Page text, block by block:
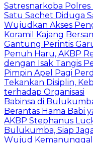
Satresnarkoba
Satu Sachet Diduga
Wujudkan Akses
Koramil Kajang
Gantung Perintis
Penuh Haru, AKBP
dengan Isak Tangis
Pimpin Apel Pagi
Tekankan Disiplin,
terhadap Organisasi
Babinsa di
Berantas Hama Babi
AKBP Stephanus
Bulukumba, Siap
Wujud